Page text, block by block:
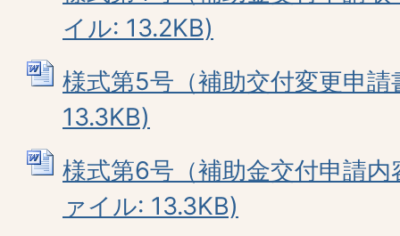
イル: 13.2KB)
様式第5号（補助交付変更申
13.3KB)
様式第6号（補助金交付申請
ァイル: 13.3KB)